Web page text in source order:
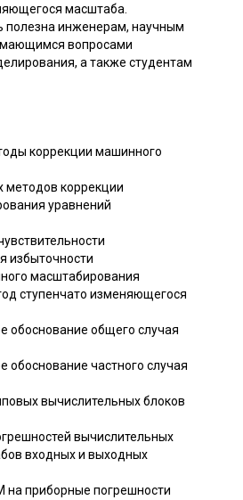
масштаба.
полезна инженерам, научным
вопросами
а также студентам
коррекции машинного
методов коррекции
уравнений
избыточности
масштабирования
ступенчато изменяющегося
обоснование общего случая
обоснование частного случая
вычислительных блоков
вычислительных
входных и выходных
приборные погрешности